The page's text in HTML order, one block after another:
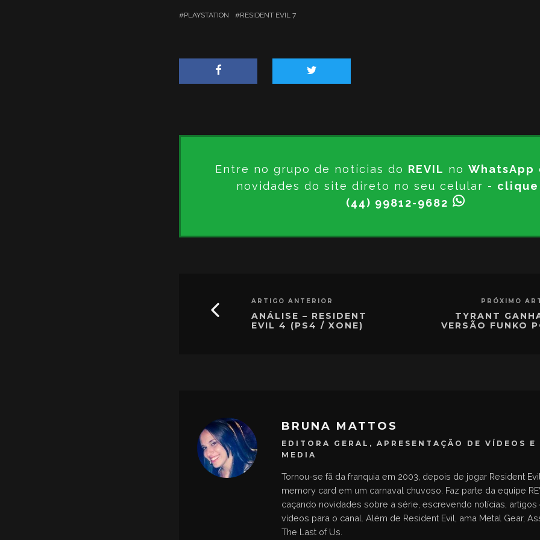
PLAYSTATION RESIDENT EVIL 7
Entre no grupo de notícias do REVIL no WhatsApp
novidades do site direto no seu celular - clique
(44) 99812-9682
ARTIGO ANTERIOR
ANÁLISE – RESIDENT
EVIL 4 (PS4 / XONE)
PRÓXIMO
TYRANT
VERSÃO FUNKO
BRUNA MATTOS
EDITORA GERAL, APRESENTAÇÃO DE VÍDEOS E
MEDIA
Tornou-se fã da franquia em 2003, depois de jogar Resident
memory card em um carnaval chuvoso. Faz parte da equipe
caçando novidades sobre a série, escrevendo notícias, artigos
vídeos para o canal. Além de Resident Evil, ama Metal Gear,
The Last of Us.